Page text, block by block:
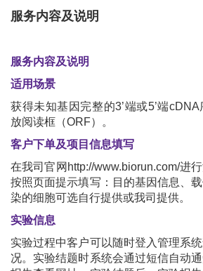
服务内容及说明
服务内容及说明
适用场景
获得未知基因完整的3’端或5’端
放阅读框（ORF）。
客户下单及项目信息填写
在我司官网http://www.biorun.com/进
按照页面提示填写：目的基因信息、
染的细胞可选自行提供或我司提供。
实验信息
实验过程中客户可以随时登入管理系
况。实验结题时系统会通过短信自动